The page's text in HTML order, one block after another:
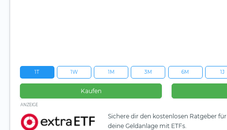
1T 1W 1M 3M 6M 1J
Kaufen
ANZEIGE
Sichere dir den kostenlosen Ratgeber für
deine Geldanlage mit ETFs.